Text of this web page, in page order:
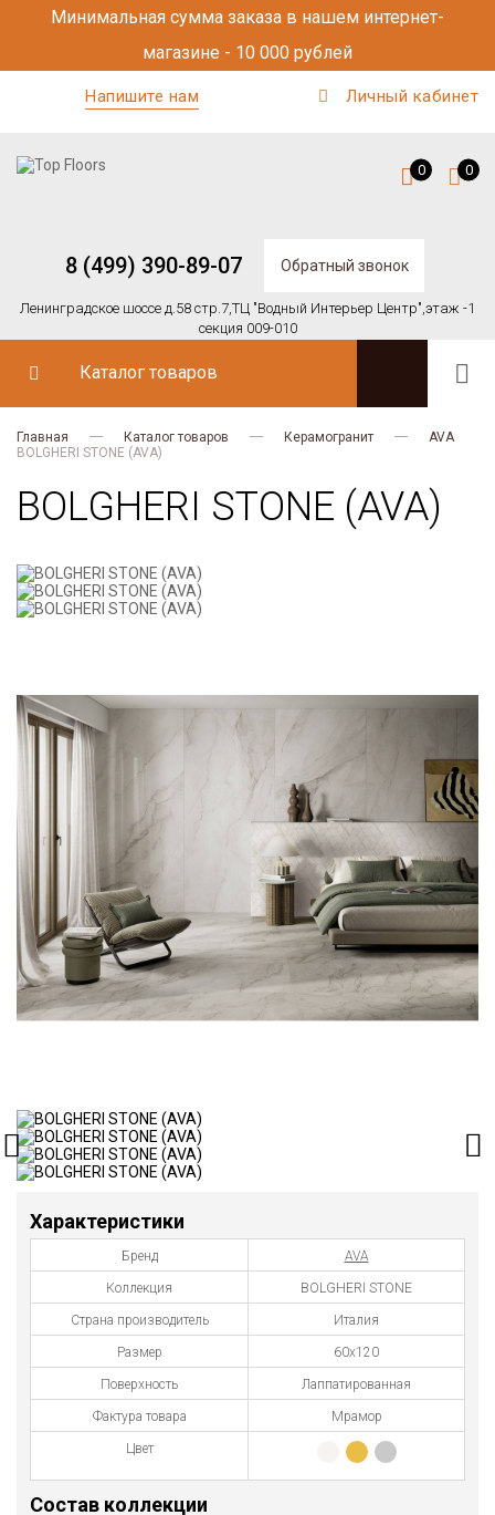
Минимальная сумма заказа в нашем интернет-
магазине - 10 000 рублей
Напишите нам Личный кабинет
8 (499) 390-89-07 Обратный звонок
Ленинградское шоссе д.58 стр.7,ТЦ "Водный Интерьер Центр",этаж -1
секция 009-010
0 0
Каталог товаров
Главная Каталог товаров Керамогранит
AVA
BOLGHERI STONE (AVA)
BOLGHERI STONE (AVA)
Характеристики
Бренд AVA
Коллекция BOLGHERI STONE
Страна производитель Италия
Размер 60x120
Поверхность Лаппатированная
Фактура товара Мрамор
Цвет
Состав коллекции